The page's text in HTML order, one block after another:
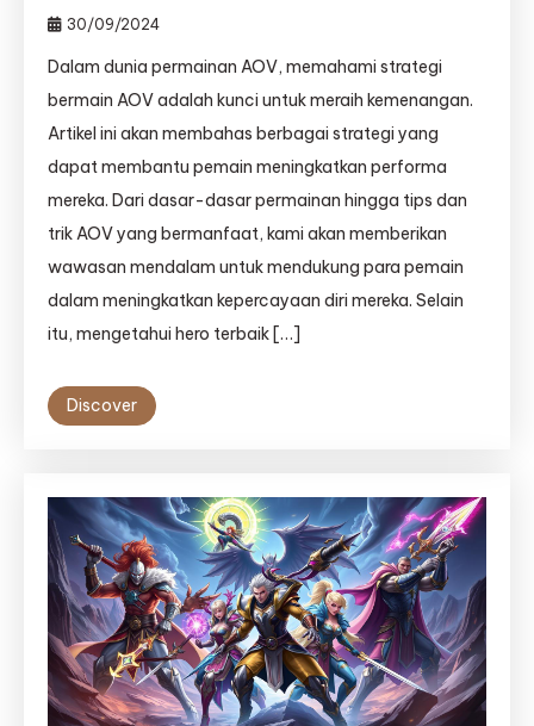
30/09/2024
Dalam dunia permainan AOV, memahami strategi
bermain AOV adalah kunci untuk meraih kemenangan.
Artikel ini akan membahas berbagai strategi yang
dapat membantu pemain meningkatkan performa
mereka. Dari dasar-dasar permainan hingga tips dan
trik AOV yang bermanfaat, kami akan memberikan
wawasan mendalam untuk mendukung para pemain
dalam meningkatkan kepercayaan diri mereka. Selain
itu, mengetahui hero terbaik […]
Discover